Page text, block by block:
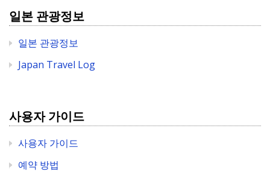
일본 관광정보
일본 관광정보
Japan Travel Log
사용자 가이드
사용자 가이드
예약 방법